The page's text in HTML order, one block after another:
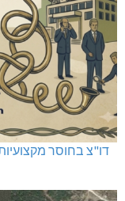
דו"צ בחוסר מקצועיות